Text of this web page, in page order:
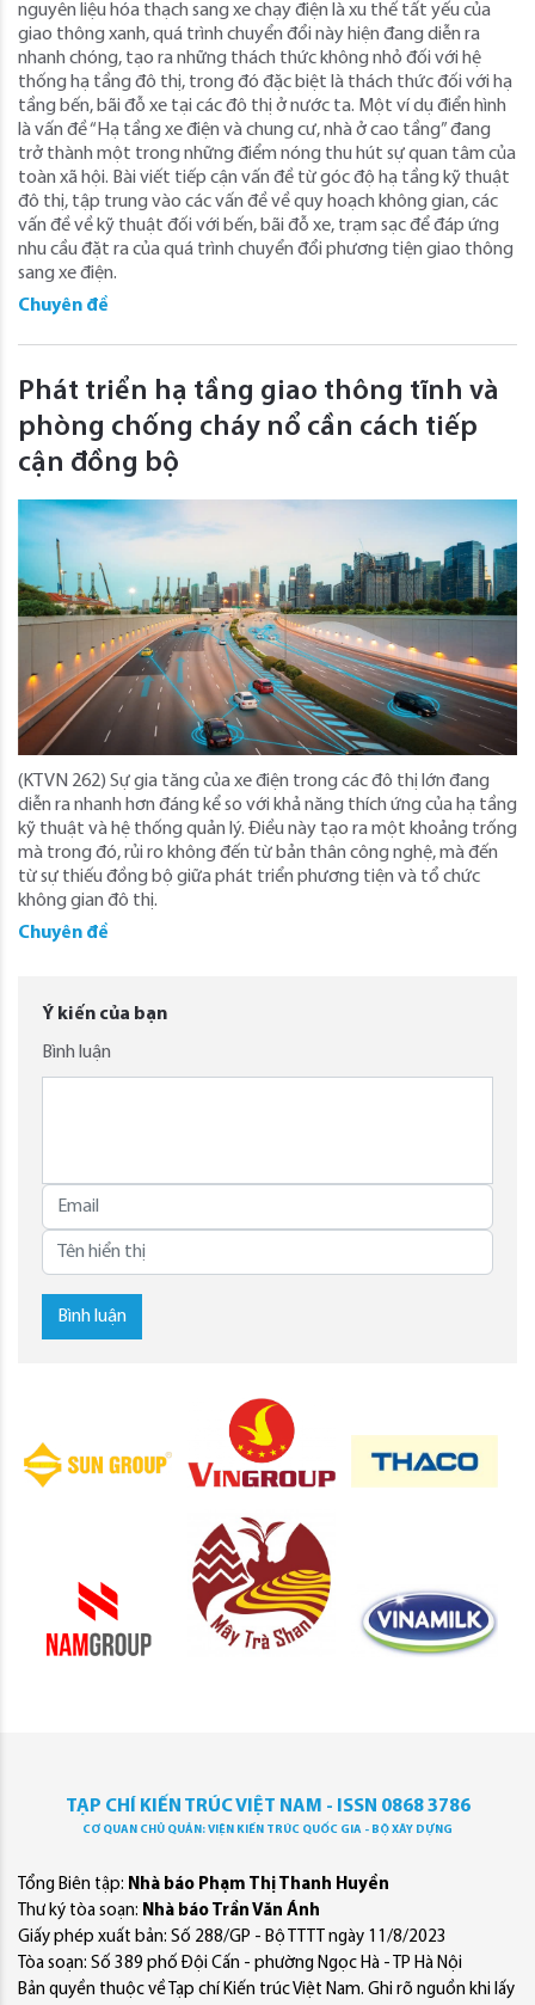
nguyên liệu hóa thạch sang xe chạy điện là xu thế tất yếu của
giao thông xanh, quá trình chuyển đổi này hiện đang diễn ra
nhanh chóng, tạo ra những thách thức không nhỏ đối với hệ
thống hạ tầng đô thị, trong đó đặc biệt là thách thức đối với hạ
tầng bến, bãi đỗ xe tại các đô thị ở nước ta. Một ví dụ điển hình
là vấn đề “Hạ tầng xe điện và chung cư, nhà ở cao tầng” đang
trở thành một trong những điểm nóng thu hút sự quan tâm của
toàn xã hội. Bài viết tiếp cận vấn đề từ góc độ hạ tầng kỹ thuật
đô thị, tập trung vào các vấn đề về quy hoạch không gian, các
vấn đề về kỹ thuật đối với bến, bãi đỗ xe, trạm sạc để đáp ứng
nhu cầu đặt ra của quá trình chuyển đổi phương tiện giao thông
sang xe điện.
Chuyên đề
Phát triển hạ tầng giao thông tĩnh và
phòng chống cháy nổ cần cách tiếp
cận đồng bộ
(KTVN 262) Sự gia tăng của xe điện trong các đô thị lớn đang
diễn ra nhanh hơn đáng kể so với khả năng thích ứng của hạ tầng
kỹ thuật và hệ thống quản lý. Điều này tạo ra một khoảng trống
mà trong đó, rủi ro không đến từ bản thân công nghệ, mà đến
từ sự thiếu đồng bộ giữa phát triển phương tiện và tổ chức
không gian đô thị.
Chuyên đề
Ý kiến của bạn
Bình luận
Bình luận
TẠP CHÍ KIẾN TRÚC VIỆT NAM - ISSN 0868 3786
CƠ QUAN CHỦ QUẢN: VIỆN KIẾN TRÚC QUỐC GIA - BỘ XÂY DỰNG
Tổng Biên tập: Nhà báo Phạm Thị Thanh Huyền
Thư ký tòa soạn: Nhà báo Trần Văn Ánh
Giấy phép xuất bản: Số 288/GP - Bộ TTTT ngày 11/8/2023
Tòa soạn: Số 389 phố Đội Cấn - phường Ngọc Hà - TP Hà Nội
Bản quyền thuộc về Tạp chí Kiến trúc Việt Nam. Ghi rõ nguồn khi lấy